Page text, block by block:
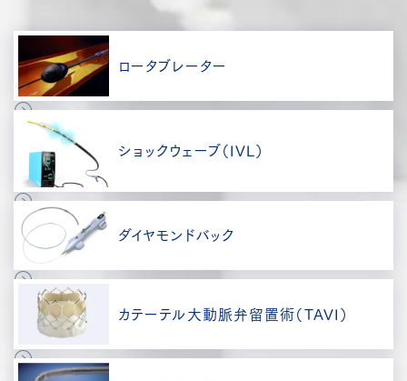
ロータブレーター
ショックウェーブ（IVL）
ダイヤモンドバック
カテーテル大動脈弁留置術（TAVI）